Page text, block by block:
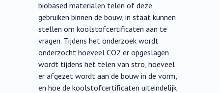
biobased materialen telen of deze
gebruiken binnen de bouw, in staat kunnen
stellen om koolstofcertificaten aan te
vragen. Tijdens het onderzoek wordt
onderzocht hoeveel CO2 er opgeslagen
wordt tijdens het telen van stro, hoeveel
er afgezet wordt aan de bouw in de vorm,
en hoe de koolstofcertificaten uiteindelijk